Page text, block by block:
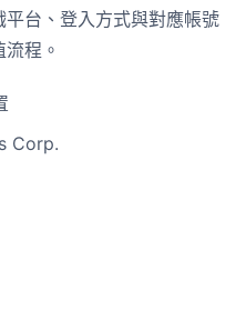
台、登入方式與對應帳號
程。
Corp.